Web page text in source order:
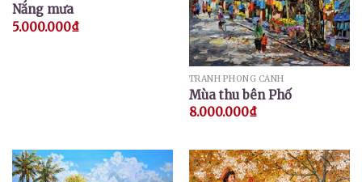
Nắng mưa
5.000.000₫
TRANH PHONG CẢNH
Mùa thu bên Phố
8.000.000₫